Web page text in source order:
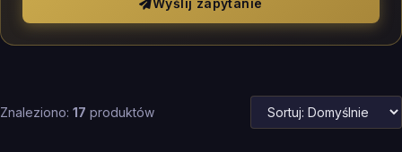
Wyślij zapytanie
Znaleziono: 17 produktów